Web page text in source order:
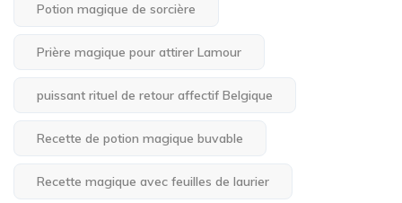
Potion magique de sorcière
Prière magique pour attirer Lamour
puissant rituel de retour affectif Belgique
Recette de potion magique buvable
Recette magique avec feuilles de laurier